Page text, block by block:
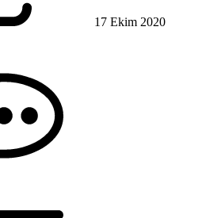
17 Ekim 2020